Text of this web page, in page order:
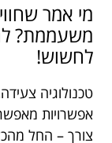
מי אמר
משעממת?
לחשוש!
טכנולוגיה
אפשרויות
צורך – החל